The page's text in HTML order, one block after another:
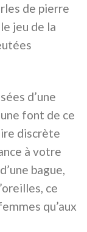
de pierre
jeu de la
d’une
font de ce
discrète
à votre
bague,
ce
qu’aux